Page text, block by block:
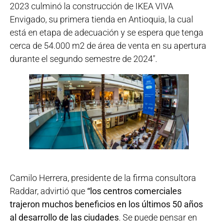
2023 culminó la construcción de IKEA VIVA
Envigado, su primera tienda en Antioquia, la cual
está en etapa de adecuación y se espera que tenga
cerca de 54.000 m2 de área de venta en su apertura
durante el segundo semestre de 2024″.
Camilo Herrera, presidente de la firma consultora
Raddar, advirtió que “los centros comerciales
trajeron muchos beneficios en los últimos 50 años
al desarrollo de las ciudades. Se puede pensar en